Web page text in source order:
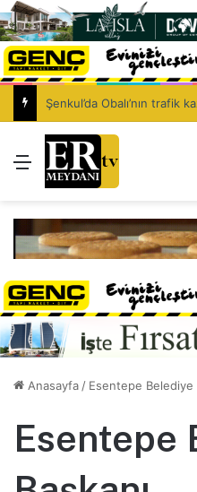
Menü
Anasayfa / Esentepe Belediye
Esentepe